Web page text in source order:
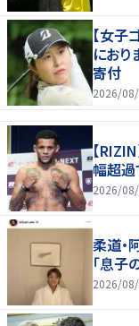
【女子
におり
寄付
2026/
【
幅超過
2026/
柔道・
「息子
2026/